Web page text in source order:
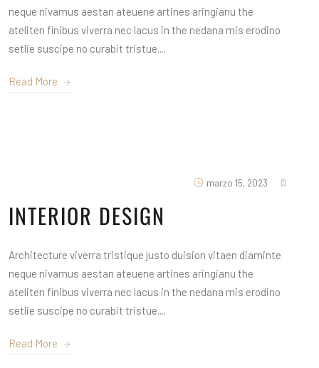
neque nivamus aestan ateuene artines aringianu the
ateliten finibus viverra nec lacus in the nedana mis erodino
setlie suscipe no curabit tristue....
Read More
marzo 15, 2023
INTERIOR DESIGN
Architecture viverra tristique justo duision vitaen diaminte
neque nivamus aestan ateuene artines aringianu the
ateliten finibus viverra nec lacus in the nedana mis erodino
setlie suscipe no curabit tristue....
Read More